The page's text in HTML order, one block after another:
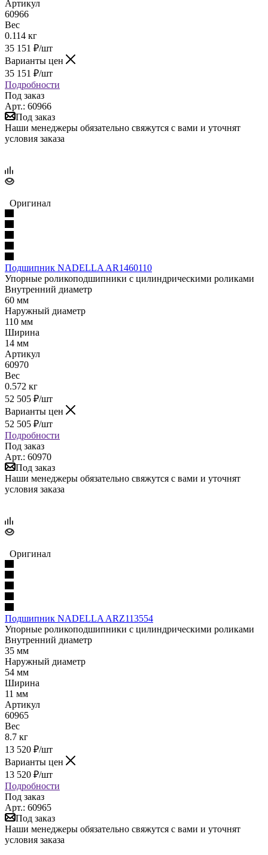
Артикул
60966
Вес
0.114 кг
35 151 ₽/шт
Варианты цен
35 151 ₽/шт
Подробности
Под заказ
Арт.: 60966
Под заказ
Наши менеджеры обязательно свяжутся с вами и уточнят
условия заказа
Оригинал
Подшипник NADELLA AR1460110
Упорные роликоподшипники с цилиндрическими роликами
Внутренний диаметр
60 мм
Наружный диаметр
110 мм
Ширина
14 мм
Артикул
60970
Вес
0.572 кг
52 505 ₽/шт
Варианты цен
52 505 ₽/шт
Подробности
Под заказ
Арт.: 60970
Под заказ
Наши менеджеры обязательно свяжутся с вами и уточнят
условия заказа
Оригинал
Подшипник NADELLA ARZ113554
Упорные роликоподшипники с цилиндрическими роликами
Внутренний диаметр
35 мм
Наружный диаметр
54 мм
Ширина
11 мм
Артикул
60965
Вес
8.7 кг
13 520 ₽/шт
Варианты цен
13 520 ₽/шт
Подробности
Под заказ
Арт.: 60965
Под заказ
Наши менеджеры обязательно свяжутся с вами и уточнят
условия заказа